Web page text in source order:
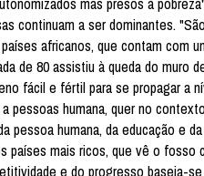
continuam a ser dominantes.
africanos, que contam com
de 80 assistiu à queda do muro
fácil e fértil para se propagar a
pessoas humana, quer no
pessoa humana, da educação e
países mais ricos, que vê o
e do progresso baseia-